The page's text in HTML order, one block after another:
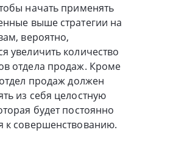
начать применять
выше стратегии на
вероятно,
увеличить количество
отдела продаж. Кроме
продаж должен
из себя целостную
будет постоянно
к совершенствованию.